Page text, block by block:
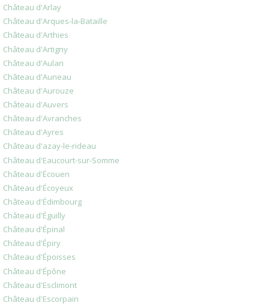
Château d'Arlay
Château d'Arques-la-Bataille
Château d'Arthies
Château d'Artigny
Château d'Aulan
Château d'Auneau
Château d'Aurouze
Château d'Auvers
Château d'Avranches
Château d'Ayres
Château d'azay-le-rideau
Château d'Eaucourt-sur-Somme
Château d'Écouen
Château d'Écoyeux
Château d'Édimbourg
Château d'Éguilly
Château d'Épinal
Château d'Épiry
Château d'Époisses
Château d'Épône
Château d'Esclimont
Château d'Escorpain